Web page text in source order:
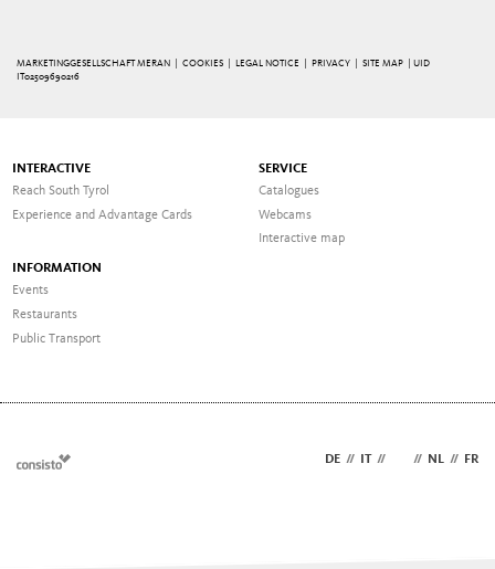
MARKETINGGESELLSCHAFT MERAN | COOKIES |LEGAL NOTICE |PRIVACY |SITE MAP
| UID
IT02509690216
INTERACTIVE
Reach South Tyrol
Experience and Advantage Cards
SERVICE
Catalogues
Webcams
Interactive map
INFORMATION
Events
Restaurants
Public Transport
DE // IT // // NL // FR